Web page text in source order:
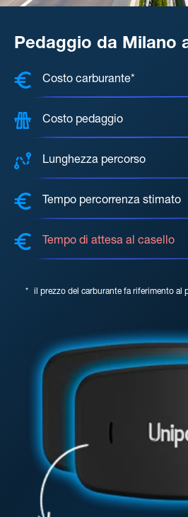
Pedaggio da Milano
COSTI, DISTANZA,
Costo carburante*
Costo pedaggio
Lunghezza percorso
Tempo percorrenza stimato
Tempo di attesa al casello
* il prezzo del carburante fa riferimento al